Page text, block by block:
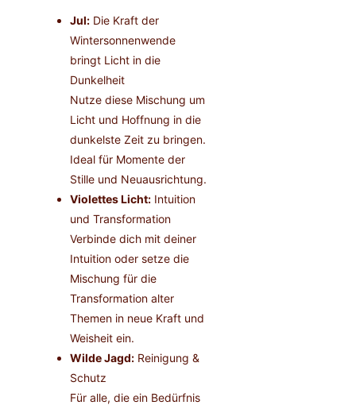
Jul: Die Kraft der
Wintersonnenwende
bringt Licht in die
Dunkelheit
Nutze diese Mischung um
Licht und Hoffnung in die
dunkelste Zeit zu bringen.
Ideal für Momente der
Stille und Neuausrichtung.
Violettes Licht: Intuition
und Transformation
Verbinde dich mit deiner
Intuition oder setze die
Mischung für die
Transformation alter
Themen in neue Kraft und
Weisheit ein.
Wilde Jagd: Reinigung &
Schutz
Für alle, die ein Bedürfnis